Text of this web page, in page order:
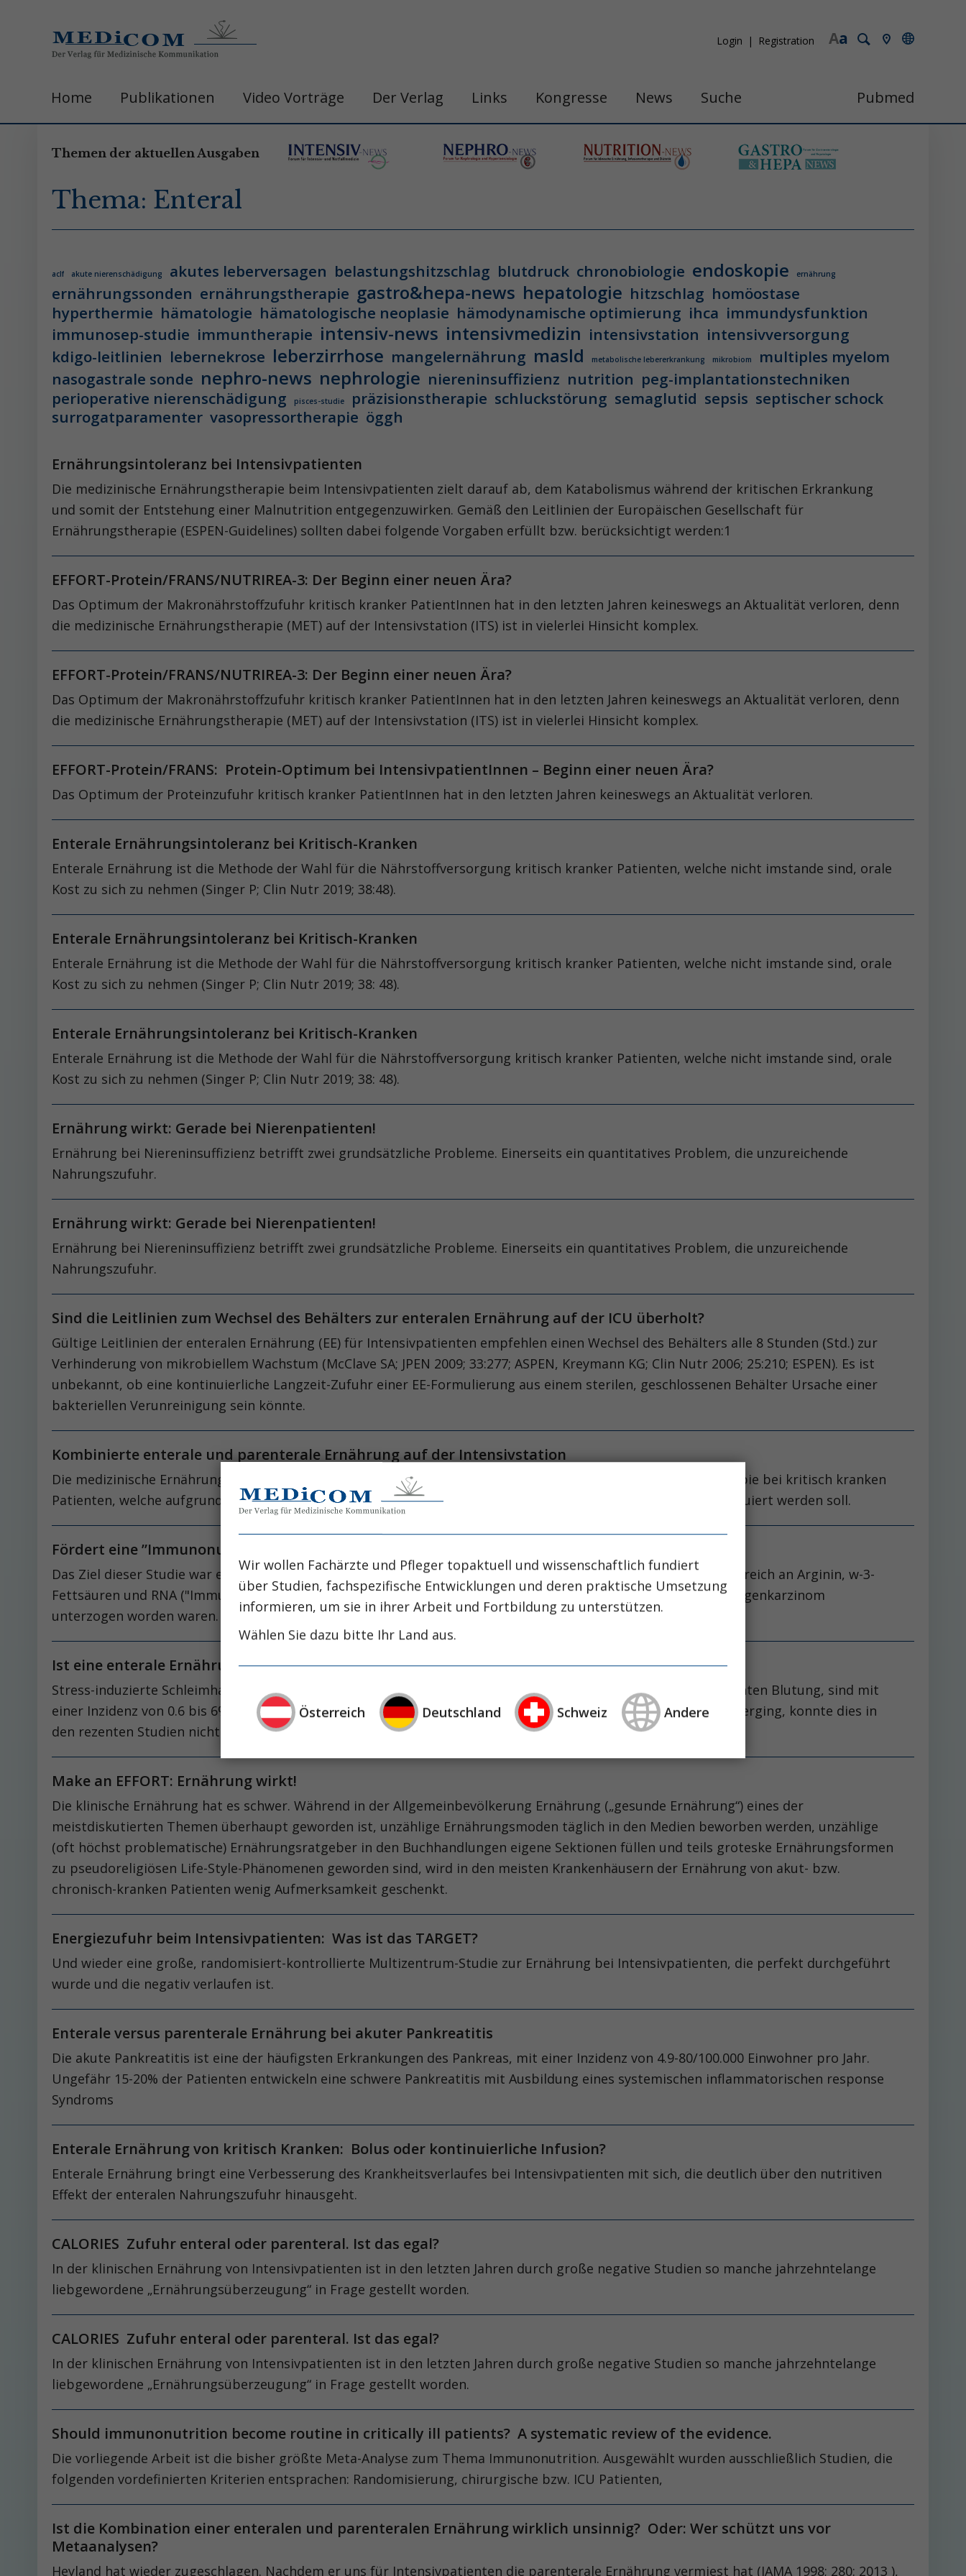
a
A
Login Registration
Home Publikationen Video Vorträge Der Verlag Links Kongresse News Suche Pubmed
Themen der aktuellen Ausgaben
Thema: Enteral
aclf akute nierenschädigung akutes leberversagen belastungshitzschlag blutdruck chronobiologie endoskopie ernährung
ernährungssonden ernährungstherapie gastro&hepa-news hepatologie hitzschlag homöostase
hyperthermie hämatologie hämatologische neoplasie hämodynamische optimierung ihca immundysfunktion
immunosep-studie immuntherapie intensiv-news intensivmedizin intensivstation intensivversorgung
kdigo-leitlinien lebernekrose leberzirrhose mangelernährung masld metabolische lebererkrankung mikrobiom
multiples myelom
nasogastrale sonde nephro-news nephrologie niereninsuffizienz nutrition peg-implantationstechniken
perioperative nierenschädigung
pisces-studie präzisionstherapie schluckstörung semaglutid sepsis septischer schock
surrogatparamenter vasopressortherapie öggh
Ernährungsintoleranz bei Intensivpatienten
Die medizinische Ernährungstherapie beim Intensivpatienten zielt darauf ab, dem Katabolismus während der kritischen Erkrankung
und somit der Entstehung einer Malnutrition entgegenzuwirken. Gemäß den Leitlinien der Europäischen Gesellschaft für
Ernährungstherapie (ESPEN-Guidelines) sollten dabei folgende Vorgaben erfüllt bzw. berücksichtigt werden:1
EFFORT-Protein/FRANS/NUTRIREA-3: Der Beginn einer neuen Ära?
Das Optimum der Makronährstoffzufuhr kritisch kranker PatientInnen hat in den letzten Jahren keineswegs an Aktualität verloren, denn
die medizinische Ernährungstherapie (MET) auf der Intensivstation (ITS) ist in vielerlei Hinsicht komplex.
EFFORT-Protein/FRANS/NUTRIREA-3: Der Beginn einer neuen Ära?
Das Optimum der Makronährstoffzufuhr kritisch kranker PatientInnen hat in den letzten Jahren keineswegs an Aktualität verloren, denn
die medizinische Ernährungstherapie (MET) auf der Intensivstation (ITS) ist in vielerlei Hinsicht komplex.
EFFORT-Protein/FRANS: Protein-Optimum bei IntensivpatientInnen – Beginn einer neuen Ära?
Das Optimum der Proteinzufuhr kritisch kranker PatientInnen hat in den letzten Jahren keineswegs an Aktualität verloren.
Enterale Ernährungsintoleranz bei Kritisch-Kranken
Enterale Ernährung ist die Methode der Wahl für die Nährstoffversorgung kritisch kranker Patienten, welche nicht imstande sind, orale
Kost zu sich zu nehmen (Singer P; Clin Nutr 2019; 38:48).
Enterale Ernährungsintoleranz bei Kritisch-Kranken
Enterale Ernährung ist die Methode der Wahl für die Nährstoffversorgung kritisch kranker Patienten, welche nicht imstande sind, orale
Kost zu sich zu nehmen (Singer P; Clin Nutr 2019; 38: 48).
Enterale Ernährungsintoleranz bei Kritisch-Kranken
Enterale Ernährung ist die Methode der Wahl für die Nährstoffversorgung kritisch kranker Patienten, welche nicht imstande sind, orale
Kost zu sich zu nehmen (Singer P; Clin Nutr 2019; 38: 48).
Ernährung wirkt: Gerade bei Nierenpatienten!
Ernährung bei Niereninsuffizienz betrifft zwei grundsätzliche Probleme. Einerseits ein quantitatives Problem, die unzureichende
Nahrungszufuhr.
Ernährung wirkt: Gerade bei Nierenpatienten!
Ernährung bei Niereninsuffizienz betrifft zwei grundsätzliche Probleme. Einerseits ein quantitatives Problem, die unzureichende
Nahrungszufuhr.
Sind die Leitlinien zum Wechsel des Behälters zur enteralen Ernährung auf der ICU überholt?
Gültige Leitlinien der enteralen Ernährung (EE) für Intensivpatienten empfehlen einen Wechsel des Behälters alle 8 Stunden (Std.) zur
Verhinderung von mikrobiellem Wachstum (McClave SA; JPEN 2009; 33:277; ASPEN, Kreymann KG; Clin Nutr 2006; 25:210; ESPEN). Es ist
unbekannt, ob eine kontinuierliche Langzeit-Zufuhr einer EE-Formulierung aus einem sterilen, geschlossenen Behälter Ursache einer
bakteriellen Verunreinigung sein könnte.
Kombinierte enterale und parenterale Ernährung auf der Intensivstation
Die medizinische Ernährungstherapie (MET) ist integraler Bestandteil der intensivmedizinischen Komplextherapie bei kritisch kranken
Patienten, welche aufgrund ihrer zentralen Bedeutung täglich im Rahmen von multiprofessionellen Visiten evaluiert werden soll.
Fördert eine ”Immunonutrition” die Wundheilung?
Das Ziel dieser Studie war eine Untersuchung des Einflusses einer frühen postoperativen enteralen Ernährung, reich an Arginin, w-3-
Fettsäuren und RNA ("Immunonutrition") auf die Wundheilung bei Patienten, welche einer Gastrektomie bei Magenkarzinom
unterzogen worden waren.
Ist eine enterale Ernährung ausreichend zur Stressulkus-Prophylaxe bei Intensivpatienten?
Stress-induzierte Schleimhautläsionen im oberen Gastrointestinaltrakt, einhergehend mit einer klinisch relevanten Blutung, sind mit
einer Inzidenz von 0.6 bis 6% selten. Während in älteren Studien die Blutung mit einer erhöhten Mortalität einherging, konnte dies in
den rezenten Studien nicht mehr beobachtet werden.
Make an EFFORT: Ernährung wirkt!
Die klinische Ernährung hat es schwer. Während in der Allgemeinbevölkerung Ernährung („gesunde Ernährung“) eines der
meistdiskutierten Themen überhaupt geworden ist, unzählige Ernährungsmoden täglich in den Medien beworben werden, unzählige
(oft höchst problematische) Ernährungsratgeber in den Buchhandlungen eigene Sektionen füllen und teils groteske Ernährungsformen
zu pseudoreligiösen Life-Style-Phänomenen geworden sind, wird in den meisten Krankenhäusern der Ernährung von akut- bzw.
chronisch-kranken Patienten wenig Aufmerksamkeit geschenkt.
Energiezufuhr beim Intensivpatienten: Was ist das TARGET?
Und wieder eine große, randomisiert-kontrollierte Multizentrum-Studie zur Ernährung bei Intensivpatienten, die perfekt durchgeführt
wurde und die negativ verlaufen ist.
Enterale versus parenterale Ernährung bei akuter Pankreatitis
Die akute Pankreatitis ist eine der häufigsten Erkrankungen des Pankreas, mit einer Inzidenz von 4.9-80/100.000 Einwohner pro Jahr.
Ungefähr 15-20% der Patienten entwi­ckeln eine schwere Pankreatitis mit Ausbildung eines systemischen inflammatorischen response
Syndroms
Enterale Ernährung von kritisch Kranken: Bolus oder kontinuierliche Infusion?
Enterale Ernährung bringt eine Verbesserung des Krankheitsverlaufes bei Intensivpatienten mit sich, die deutlich über den nutritiven
Effekt der enteralen Nahrungszufuhr hinausgeht.
CALORIES Zufuhr enteral oder parenteral. Ist das egal?
In der klinischen Ernährung von Intensivpatienten ist in den letzten Jahren durch große negative Studien so manche jahrzehntelange
liebgewordene „Ernährungsüberzeugung“ in Frage gestellt worden.
CALORIES Zufuhr enteral oder parenteral. Ist das egal?
In der klinischen Ernährung von Intensivpatienten ist in den letzten Jahren durch große negative Studien so manche jahrzehntelange
liebgewordene „Ernährungsüberzeugung“ in Frage gestellt worden.
Should immunonutrition become routine in critically ill patients? A systematic review of the evidence.
Die vorliegende Arbeit ist die bisher größte Meta-Analyse zum Thema Immunonutrition. Ausgewählt wurden ausschließlich Studien, die
folgenden vordefinierten Kriterien entsprachen: Randomisierung, chirurgische bzw. ICU Patienten,
Ist die Kombination einer enteralen und parenteralen Ernährung wirklich unsinnig? Oder: Wer schützt uns vor
Metaanalysen?
Heyland hat wieder zugeschlagen. Nachdem er uns für Intensivpatienten die parenterale Ernährung vermiest hat (JAMA 1998; 280: 2013 ),
Wir wollen Fachärzte und Pfleger topaktuell und wissenschaftlich fundiert
über Studien, fachspezifische Entwicklungen und deren praktische Umsetzung
informieren, um sie in ihrer Arbeit und Fortbildung zu unterstützen.
Wählen Sie dazu bitte Ihr Land aus.
Österreich Deutschland Schweiz Andere